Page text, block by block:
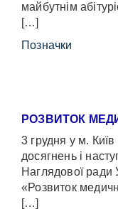
майбутнім
[…]
Позначки
РОЗВИТОК
3 грудня у м.
досягнень і
Наглядової ради
«Розвиток
[…]